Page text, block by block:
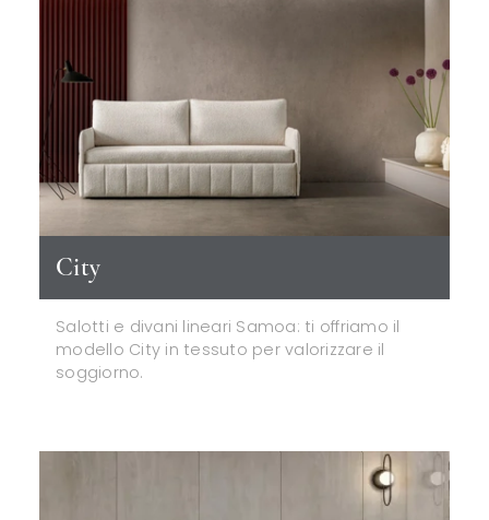
City
Salotti e divani lineari Samoa: ti offriamo il
modello City in tessuto per valorizzare il
soggiorno.